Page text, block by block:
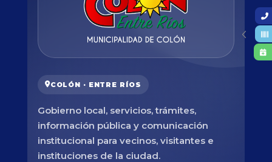
COLÓN · ENTRE RÍOS
Gobierno local, servicios, trámites,
información pública y comunicación
institucional para vecinos, visitantes e
instituciones de la ciudad.